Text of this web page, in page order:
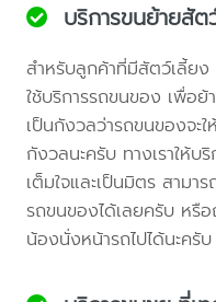
บริการขนย้ายสัต
สำหรับลูกค้าที่มีสัตว์เลี้ย
ใช้บริการรถขนของ เพื่อ
เป็นกังวลว่ารถขนของจะ
กังวลนะครับ ทางเราให้
เต็มใจและเป็นมิตร สาม
รถขนของได้เลยครับ หรื
น้องนั่งหน้ารถไปได้นะค